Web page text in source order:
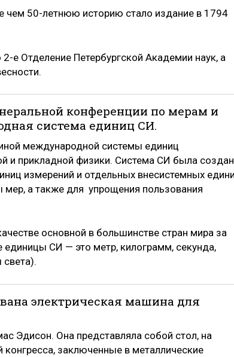
50-летнюю историю стало издание в 1794
е Отделение Петербургской Академии наук, а
конференции по мерам и
система единиц СИ.
международной системы единиц
и прикладной физики. Система СИ была
измерений и отдельных внесистемных
а также для упрощения пользования
основной в большинстве стран мира за
СИ — это метр, килограмм, секунда,
электрическая машина для
Эдисон. Она представляла собой стол, на
конгресса, заключенные в металлические